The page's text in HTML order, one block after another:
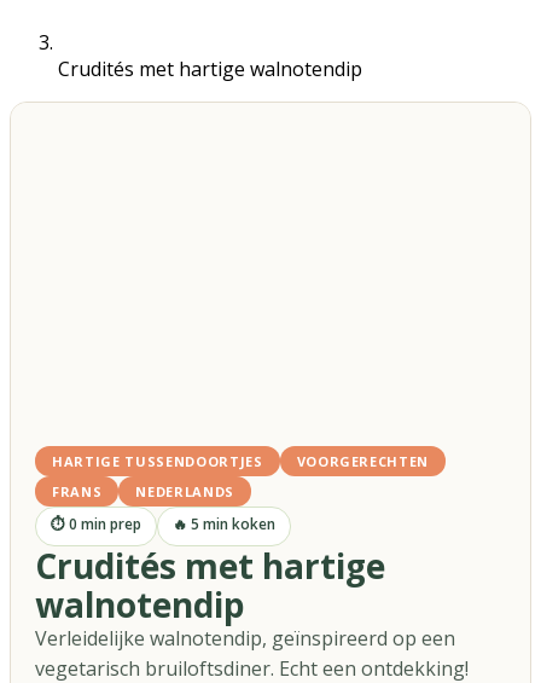
Crudités met hartige walnotendip
HARTIGE TUSSENDOORTJES
VOORGERECHTEN
FRANS
NEDERLANDS
⏱0 min prep 🔥 5 min koken
Crudités met hartige
walnotendip
Verleidelijke walnotendip, geïnspireerd op een
vegetarisch bruiloftsdiner. Echt een ontdekking!